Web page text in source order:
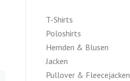
T-Shirts
Poloshirts
Hemden & Blusen
Jacken
Pullover & Fleecejacken